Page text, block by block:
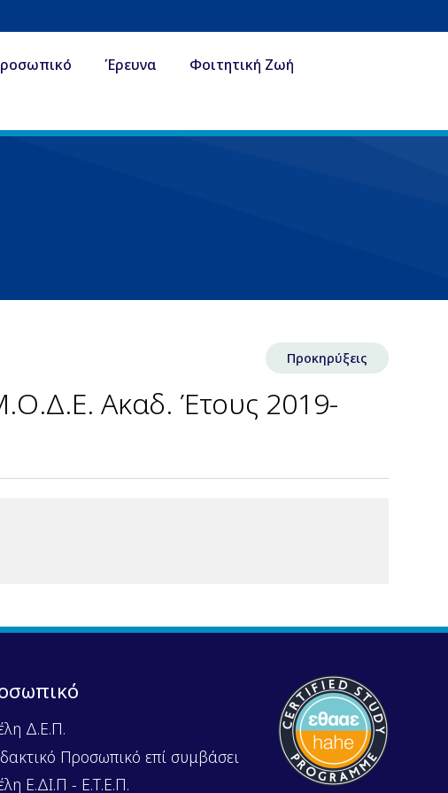
Έρευνα
Φοιτητική Ζωή
Προκηρύξεις
Ακαδ. Έτους 2019-
Δ.Ε.Π.
Προσωπικό επί συμβάσει
Ε.ΔΙ.Π - Ε.Τ.Ε.Π.